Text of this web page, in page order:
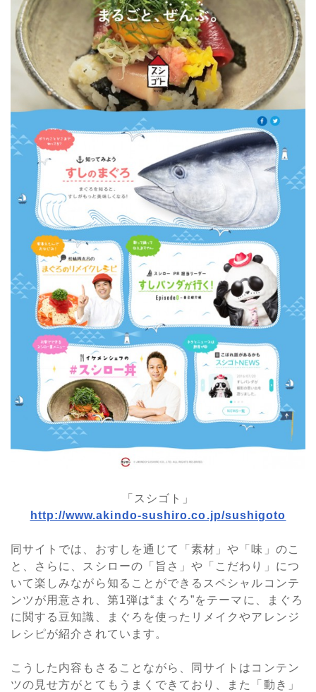
「スシゴト」
http://www.akindo-sushiro.co.jp/sushigoto
同サイトでは、おすしを通じて「素材」や「味」のこ
と、さらに、スシローの「旨さ」や「こだわり」につ
いて楽しみながら知ることができるスペシャルコンテ
ンツが用意され、第1弾は“まぐろ”をテーマに、まぐろ
に関する豆知識、まぐろを使ったリメイクやアレンジ
レシピが紹介されています。
こうした内容もさることながら、同サイトはコンテン
ツの見せ方がとてもうまくできており、また「動き」